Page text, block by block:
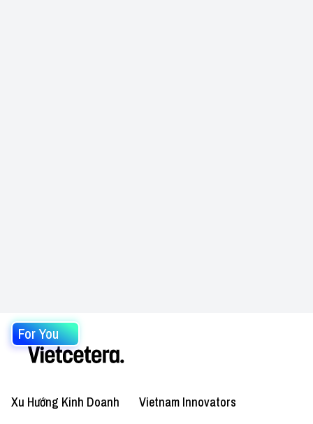
For You
Xu Hướng Kinh Doanh Vietnam Innovators